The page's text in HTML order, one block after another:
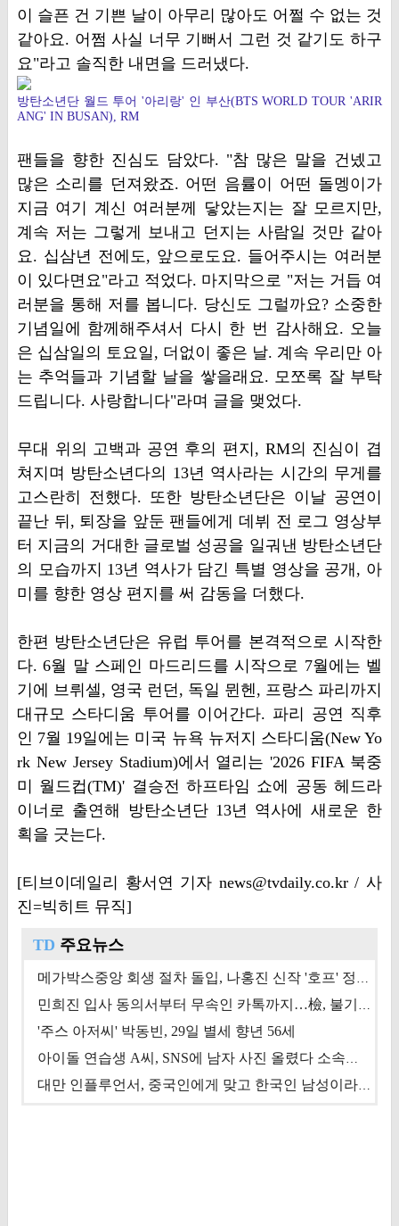
이 슬픈 건 기쁜 날이 아무리 많아도 어쩔 수 없는 것
같아요. 어쩜 사실 너무 기뻐서 그런 것 같기도 하구
요"라고 솔직한 내면을 드러냈다.
방탄소년단 월드 투어 '아리랑' 인 부산(BTS WORLD TOUR 'ARIR
ANG' IN BUSAN), RM
팬들을 향한 진심도 담았다. "참 많은 말을 건넸고
많은 소리를 던져왔죠. 어떤 음률이 어떤 돌멩이가
지금 여기 계신 여러분께 닿았는지는 잘 모르지만,
계속 저는 그렇게 보내고 던지는 사람일 것만 같아
요. 십삼년 전에도, 앞으로도요. 들어주시는 여러분
이 있다면요"라고 적었다. 마지막으로 "저는 거듭 여
러분을 통해 저를 봅니다. 당신도 그럴까요? 소중한
기념일에 함께해주셔서 다시 한 번 감사해요. 오늘
은 십삼일의 토요일, 더없이 좋은 날. 계속 우리만 아
는 추억들과 기념할 날을 쌓을래요. 모쪼록 잘 부탁
드립니다. 사랑합니다"라며 글을 맺었다.
무대 위의 고백과 공연 후의 편지, RM의 진심이 겹
쳐지며 방탄소년다의 13년 역사라는 시간의 무게를
고스란히 전했다. 또한 방탄소년단은 이날 공연이
끝난 뒤, 퇴장을 앞둔 팬들에게 데뷔 전 로그 영상부
터 지금의 거대한 글로벌 성공을 일궈낸 방탄소년단
의 모습까지 13년 역사가 담긴 특별 영상을 공개, 아
미를 향한 영상 편지를 써 감동을 더했다.
한편 방탄소년단은 유럽 투어를 본격적으로 시작한
다. 6월 말 스페인 마드리드를 시작으로 7월에는 벨
기에 브뤼셀, 영국 런던, 독일 뮌헨, 프랑스 파리까지
대규모 스타디움 투어를 이어간다. 파리 공연 직후
인 7월 19일에는 미국 뉴욕 뉴저지 스타디움(New Yo
rk New Jersey Stadium)에서 열리는 '2026 FIFA 북중
미 월드컵(TM)' 결승전 하프타임 쇼에 공동 헤드라
이너로 출연해 방탄소년단 13년 역사에 새로운 한
획을 긋는다.
[티브이데일리 황서연 기자 news@tvdaily.co.kr / 사
진=빅히트 뮤직]
TD 주요뉴스
메가박스중앙 회생 절차 돌입, 나홍진 신작 '호프' 정상 개봉에 쏠린 시선 [상반기 결산 기획]
민희진 입사 동의서부터 무속인 카톡까지…檢, 불기소 처분 근거들 [이슈&톡]
'주스 아저씨' 박동빈, 29일 별세 향년 56세
아이돌 연습생 A씨, SNS에 남자 사진 올렸다 소속사 퇴출
대만 인플루언서, 중국인에게 맞고 한국인 남성이라 진술 '후폭풍'